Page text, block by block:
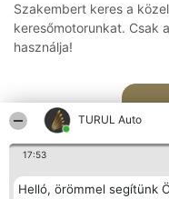
TURUL Auto
17:53
Helló, örömmel segítünk
Szakembert keres a
keresőmotorunkat. Csak
használja!